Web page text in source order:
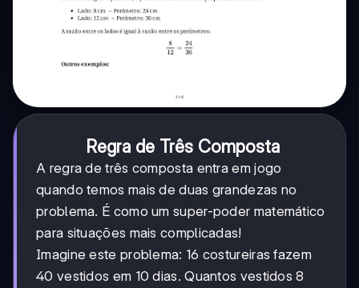
Regra de Três Composta
A regra de três composta entra em jogo
quando temos mais de duas grandezas no
problema. É como um super-poder matemático
para situações mais complicadas!
Imagine este problema: 16 costureiras fazem
40 vestidos em 10 dias. Quantos vestidos 8